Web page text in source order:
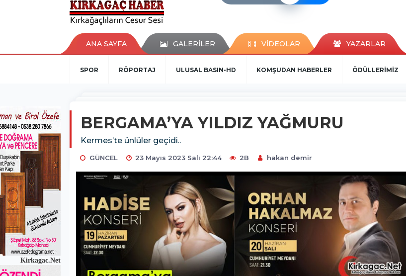
ANA SAYFA GALERİLER VİDEOLAR YAZARLAR
SPOR RÖPORTAJ ULUSAL BASIN-HD KOMŞUDAN HABERLER ÖDÜLLERİMİZ
BERGAMA’YA YILDIZ YAĞMURU
Kermes’te ünlüler geçidi..
GÜNCEL 23 Mayıs 2023 Salı 22:44 2B hakan demir
Kirkagac.Net